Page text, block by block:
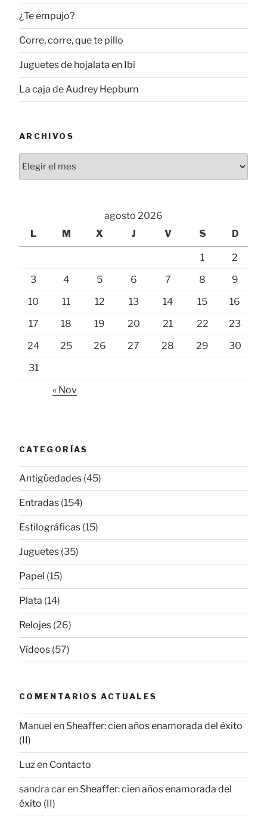
¿Te empujo?
Corre, corre, que te pillo
Juguetes de hojalata en Ibi
La caja de Audrey Hepburn
ARCHIVOS
agosto 2026
L
M X J V S D
1
2
3
4 5 6 7 8
9
10
11 12 13 14 15
16
17
18 19 20 21 22
23
24
25 26 27 28 29
30
31
« Nov
CATEGORÍAS
Antigüedades (45)
Entradas (154)
Estilográficas (15)
Juguetes (35)
Papel (15)
Plata (14)
Relojes (26)
Vídeos (57)
COMENTARIOS ACTUALES
Manuel en Sheaffer: cien años enamorada del éxito
(II)
Luz en Contacto
sandra caren Sheaffer: cien años enamorada del
éxito (II)